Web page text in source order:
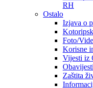
RH
Ostalo
Izjava o
Foto/
Korisne
Vijesti iz
Obavijesti
Zaštita